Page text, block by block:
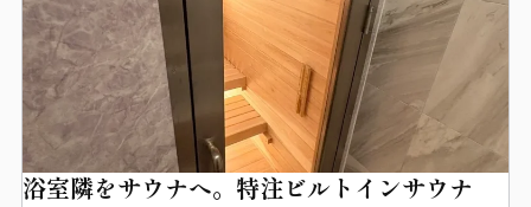
浴室隣をサウナへ。特注ビルトインサウナ